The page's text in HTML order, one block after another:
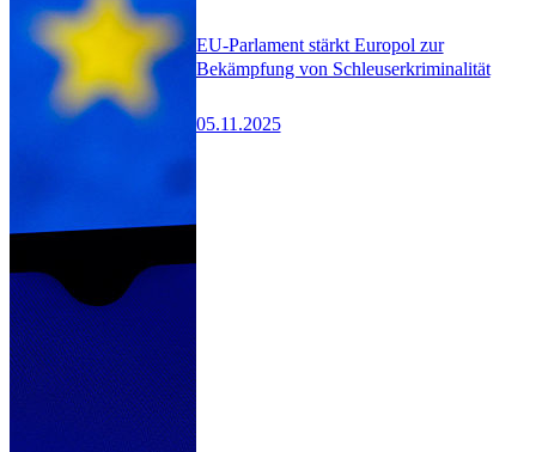
EU-Parlament stärkt Europol zur
Bekämpfung von Schleuserkriminalität
05.11.2025